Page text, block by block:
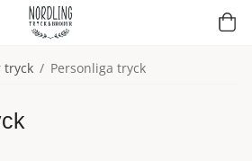
tryck / Personliga tryck